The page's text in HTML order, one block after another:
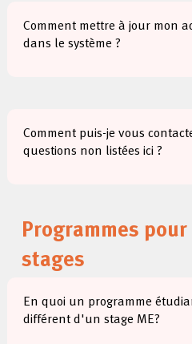
Comment mettre à jour mon
dans le système ?
Comment puis-je vous
questions non listées ici ?
Programmes
stages
En quoi un programme
différent d'un stage ME?